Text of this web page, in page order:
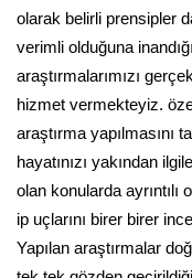
olarak belirli prensipler
verimli olduğuna
araştırmalarımızı
hizmet vermekteyiz.
araştırma yapılmasını
hayatınızı yakından
olan konularda
ip uçlarını birer birer
Yapılan araştırmalar